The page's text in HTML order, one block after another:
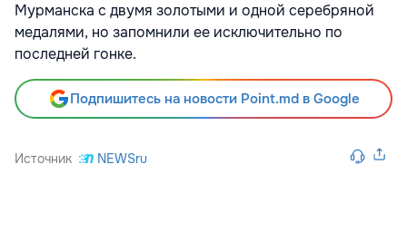
Мурманска с двумя золотыми и одной серебряной
медалями, но запомнили ее исключительно по
последней гонке.
Подпишитесь на новости Point.md в Google
Источник NEWSru